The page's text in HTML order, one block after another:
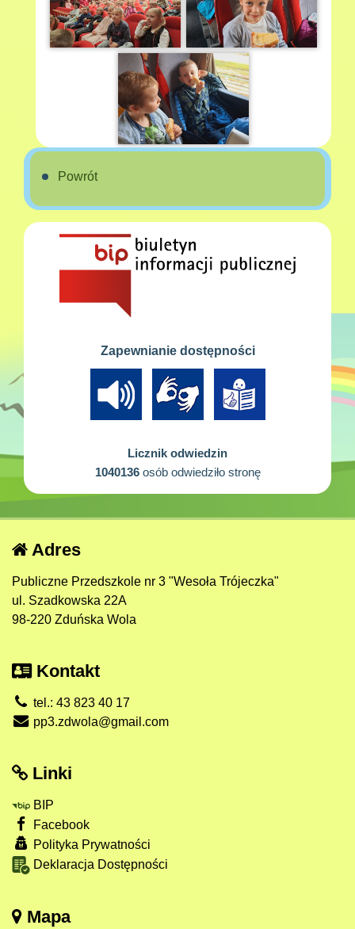
Powrót
Zapewnianie dostępności
Licznik odwiedzin
1040136osób odwiedziło stronę
Adres
Publiczne Przedszkole nr 3 "Wesoła Trójeczka"
ul. Szadkowska 22A
98-220 Zduńska Wola
Kontakt
tel.: 43 823 40 17
pp3.zdwola@gmail.com
Linki
BIP
Facebook
Polityka Prywatności
Deklaracja Dostępności
Mapa